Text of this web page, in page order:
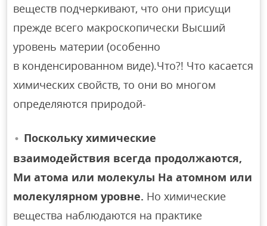
веществ подчеркивают, что они присущи
прежде всего макроскопически Высший
уровень материи (особенно
в конденсированном виде).Что?! Что касается
химических свойств, то они во многом
определяются природой-
Поскольку химические
взаимодействия всегда продолжаются,
Ми атома или молекулы На атомном или
молекулярном уровне. Но химические
вещества наблюдаются на практике